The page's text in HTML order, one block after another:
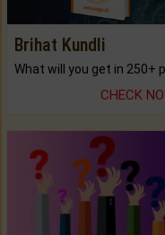
Brihat Kundli
CHECK